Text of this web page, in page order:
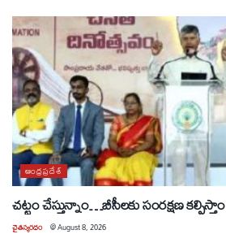
ఆంధ్రప్రదేశ్
చట్టం చేస్తున్నాం…బీసీలకు సంరక్షణ కల్పిస్తాం
చైతన్యరధం @August 8, 2026